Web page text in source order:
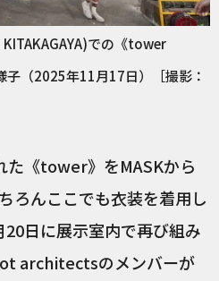
KITAKAGAYA)での《tower
子（2025年11月17日）［撮影：
た《tower》をMASKから
ろんここでも衣装を着用し
日に展示室内で再び組み
architectsのメンバーが